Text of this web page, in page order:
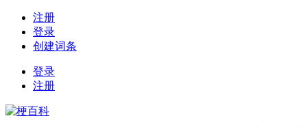
注册
登录
创建词条
登录
注册